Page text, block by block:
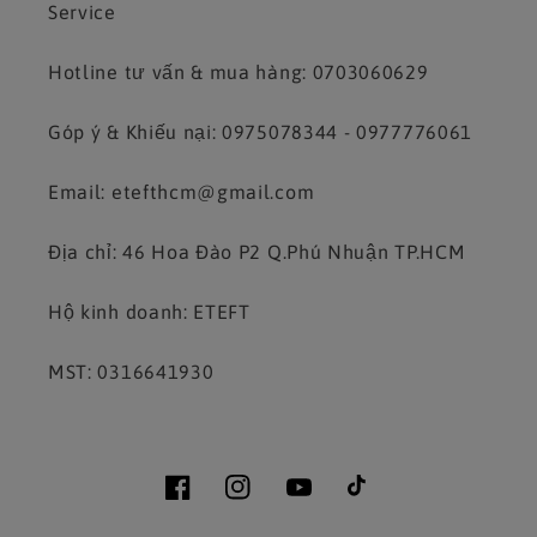
Service
Hotline tư vấn & mua hàng: 0703060629
Góp ý & Khiếu nại: 0975078344 - 0977776061
Email: etefthcm@gmail.com
Địa chỉ: 46 Hoa Đào P2 Q.Phú Nhuận TP.HCM
Hộ kinh doanh: ETEFT
MST: 0316641930
FacebookInstagramYouTubeTikTok